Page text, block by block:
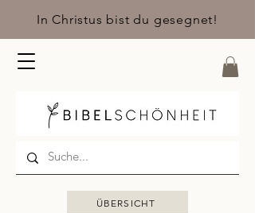
In Christus bist du gesegnet!
ÜBERSICHT